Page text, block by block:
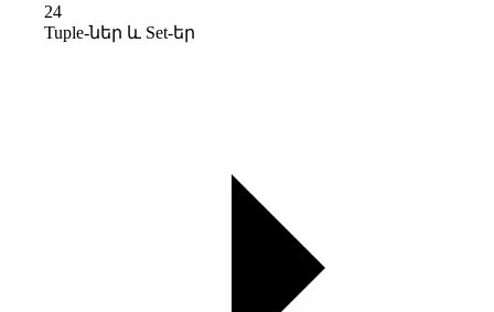
24
Tuple-ներ և Set-եր